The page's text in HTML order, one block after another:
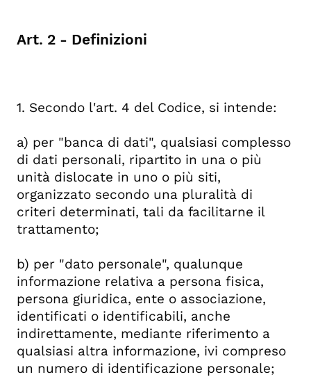
Art. 2 - Definizioni
1. Secondo l'art. 4 del Codice, si intende:
a) per "banca di dati", qualsiasi complesso
di dati personali, ripartito in una o più
unità dislocate in uno o più siti,
organizzato secondo una pluralità di
criteri determinati, tali da facilitarne il
trattamento;
b) per "dato personale", qualunque
informazione relativa a persona fisica,
persona giuridica, ente o associazione,
identificati o identificabili, anche
indirettamente, mediante riferimento a
qualsiasi altra informazione, ivi compreso
un numero di identificazione personale;